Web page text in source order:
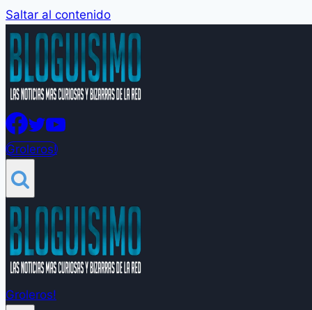
Saltar al contenido
Groleros!
Groleros!